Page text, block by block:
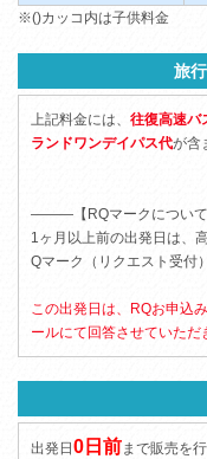
※()カッコ内は子供料金
旅
上記料金には、 往復高速バ
ランドワンデイパス代が含
―――【RQマークにつ
1ヶ月以上前の出発日は、
Qマーク（リクエスト受付
この出発日は、RQお申込
ールにて回答させていただ
出発日 0日前まで販売を